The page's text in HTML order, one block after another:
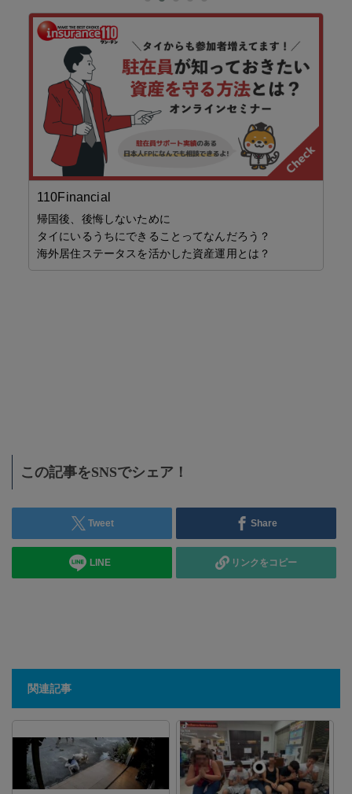
110Financial
帰国後、後悔しないために
タイにいるうちにできることってなんだろう？
海外居住ステータスを活かした資産運用とは？
この記事をSNSでシェア！
Tweet Share
LINE リンクをコピー
関連記事